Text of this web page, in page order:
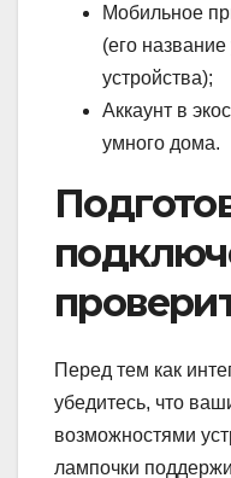
Мобильное
(его
устройства);
Аккаунт в
умного дома.
Перед тем как
убедитесь, что
возможностями
лампочки